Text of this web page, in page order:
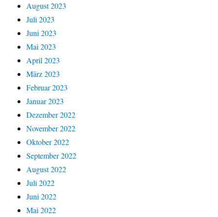
August 2023
Juli 2023
Juni 2023
Mai 2023
April 2023
März 2023
Februar 2023
Januar 2023
Dezember 2022
November 2022
Oktober 2022
September 2022
August 2022
Juli 2022
Juni 2022
Mai 2022